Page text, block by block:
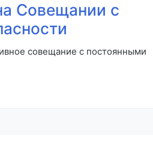
Совещании с
совещание с постоянными